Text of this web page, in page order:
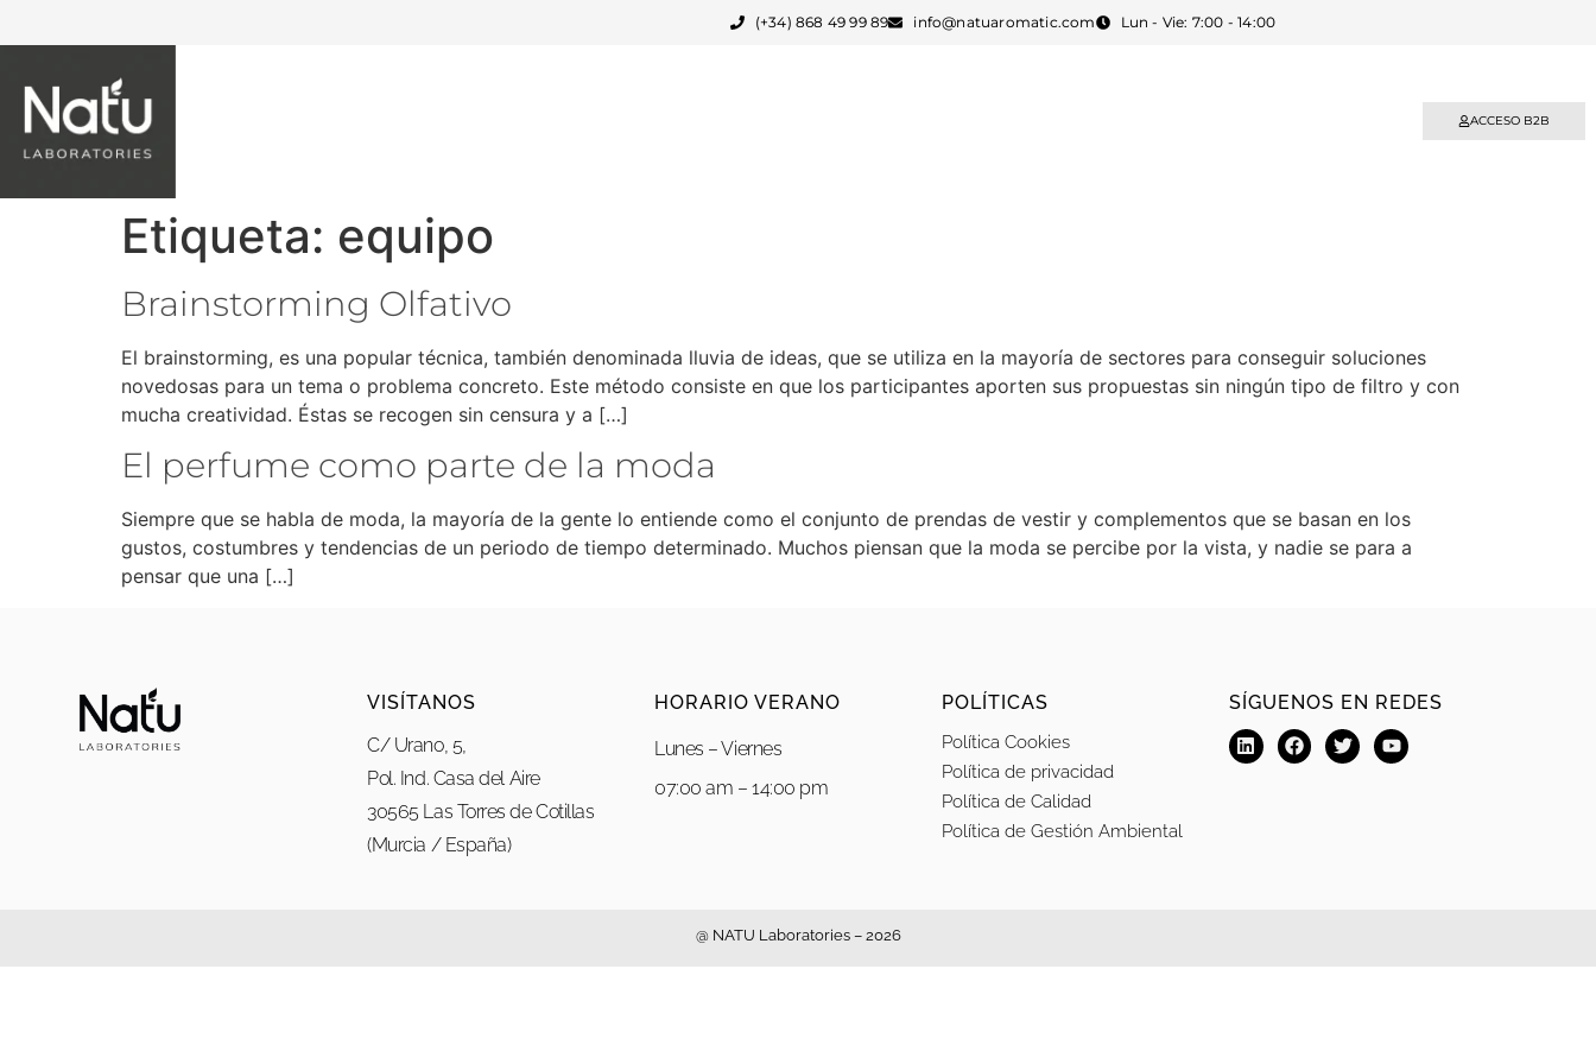
(+34) 868 49 99 89 info@natuaromatic.com Lun - Vie: 7:00 - 14:00
ACCESO B2B
Etiqueta: equipo
Brainstorming Olfativo
El brainstorming, es una popular técnica, también denominada lluvia de ideas, que se utiliza en la mayoría de sectores para conseguir soluciones
novedosas para un tema o problema concreto. Este método consiste en que los participantes aporten sus propuestas sin ningún tipo de filtro y con
mucha creatividad. Éstas se recogen sin censura y a […]
El perfume como parte de la moda
Siempre que se habla de moda, la mayoría de la gente lo entiende como el conjunto de prendas de vestir y complementos que se basan en los
gustos, costumbres y tendencias de un periodo de tiempo determinado. Muchos piensan que la moda se percibe por la vista, y nadie se para a
pensar que una […]
VISÍTANOS
C/ Urano, 5,
Pol. Ind. Casa del Aire
30565 Las Torres de Cotillas
(Murcia / España)
HORARIO VERANO
Lunes – Viernes
07:00 am – 14:00 pm
POLÍTICAS
Política Cookies
Política de privacidad
Política de Calidad
Política de Gestión Ambiental
SÍGUENOS EN REDES
@ NATU Laboratories – 2026